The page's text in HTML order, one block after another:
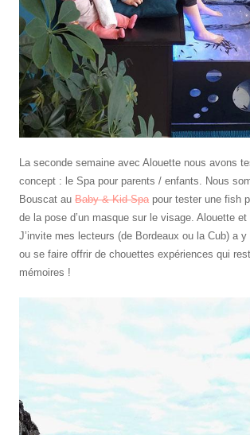
La seconde semaine avec Alouette nous avons
concept : le Spa pour parents / enfants. Nous
Bouscat au Baby & Kid Spa pour tester une fish
de la pose d’un masque sur le visage. Alouette
J’invite mes lecteurs (de Bordeaux ou la Cub) a
ou se faire offrir de chouettes expériences qui
mémoires !